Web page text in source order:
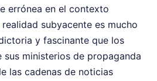
errónea en el contexto
subyacente es mucho
y fascinante que los
sus ministerios de propaganda
las cadenas de noticias